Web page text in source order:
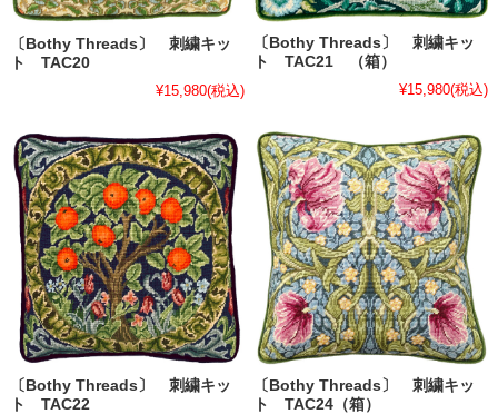
〔Bothy Threads〕 刺繍キッ
ト TAC20
¥15,980(税込)
〔Bothy Threads〕 刺繍キッ
ト TAC21 （箱）
¥15,980(税込)
〔Bothy Threads〕 刺繍キッ
ト TAC22
〔Bothy Threads〕 刺繍キッ
ト TAC24（箱）